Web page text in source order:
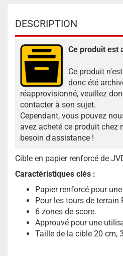
DESCRIPTION
Ce produit est
Ce produit
donc été
réapprovisionné, veuillez
contacter à son sujet.
Cependant, vous pouvez
avez acheté ce produit chez
besoin d'assistance !
Cible en papier renforcé de
Caractéristiques clés :
Papier renforcé pour
Pour les tours de terrain
6 zones de score.
Approuvé pour une
Taille de la cible 20 cm,